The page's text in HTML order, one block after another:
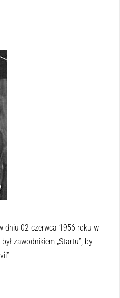
dniu 02 czerwca 1956 roku w
zawodnikiem „Startu”, by